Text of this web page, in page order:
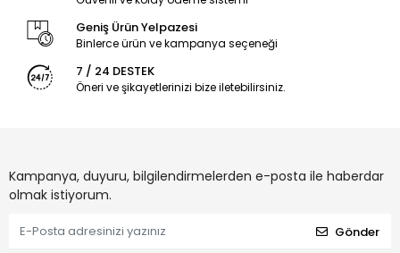
Geniş Ürün Yelpazesi
Binlerce ürün ve kampanya seçeneği
7 / 24 DESTEK
Öneri ve şikayetlerinizi bize iletebilirsiniz.
Kampanya, duyuru, bilgilendirmelerden e-posta ile haberdar
olmak istiyorum.
Gönder